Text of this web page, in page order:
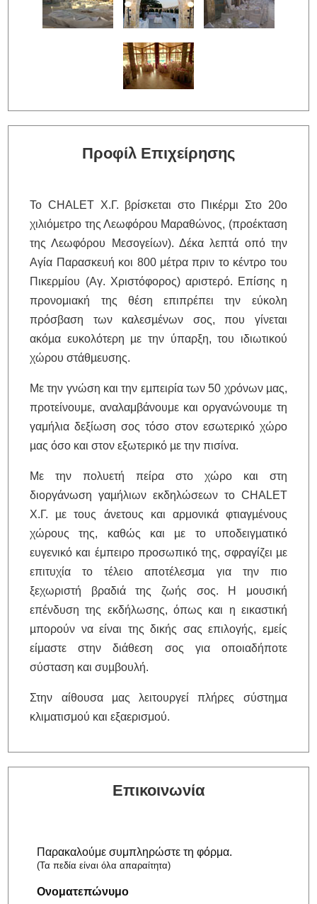
Προφίλ Επιχείρησης
Το CHALET Χ.Γ. βρίσκεται στο Πικέρμι Στο 20ο
χιλιόμετρο της Λεωφόρου Μαραθώνος, (προέκταση
της Λεωφόρου Μεσογείων). Δέκα λεπτά οπό την
Αγία Παρασκευή κοι 800 μέτρα πριν το κέντρο του
Πικερμίου (Αγ. Χριστόφορος) αριστερό. Επίσης η
προνομιακή της θέση επιπρέπει την εύκολη
πρόσβαση των καλεσµένων σος, που γίνεται
ακόµα ευκολότερη µε την ύπαρξη, του ιδιωτικού
χώρου στάθµευσης.
Με την γνώση και την εµπειρία των 50 χρόνων µας,
προτείνουμε, αναλαμβάνουμε και οργανώνουµε τη
γαμήλια δεξίωση σος τόσο στον εσωτερικό χώρο
µας όσο και στον εξωτερικό µε την πισίνα.
Με την πολυετή πείρα στο χώρο και στη
διοργάνωση γαµήλιων εκδηλώσεων το CHALET
Χ.Γ. µε τους άνετους και αρμονικά φτιαγµένους
χώρους της, καθώς και µε το υποδειγµατικό
ευγενικό και έμπειρο προσωπικό της, σφραγίζει µε
επιτυχία το τέλειο αποτέλεσµα για την πιο
ξεχωριστή βραδιά της ζωής σος. Η μουσική
επένδυση της εκδήλωσης, όπως και η εικαστική
µπορούν να είναι της δικής σας επιλογής, εμείς
είμαστε στην διάθεση σος για οποιαδήποτε
σύσταση και συµβουλή.
Στην αίθουσα µας λειτουργεί πλήρες σύστηµα
κλιματισμού και εξαερισμού.
Επικοινωνία
Παρακαλούμε συμπληρώστε τη φόρμα.
(Τα πεδία είναι όλα απαραίτητα)
Ονοματεπώνυμο